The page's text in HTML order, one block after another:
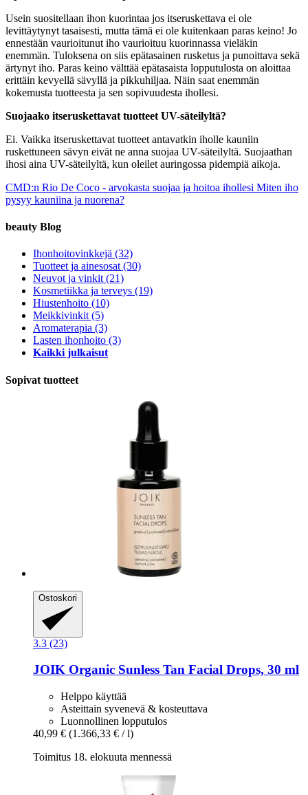
Usein suositellaan ihon kuorintaa jos itseruskettava ei ole
levittäytynyt tasaisesti, mutta tämä ei ole kuitenkaan paras keino! Jo
ennestään vaurioitunut iho vaurioituu kuorinnassa vieläkin
enemmän. Tuloksena on siis epätasainen rusketus ja punoittava sekä
ärtynyt iho. Paras keino välttää epätasaista lopputulosta on aloittaa
erittäin kevyellä sävyllä ja pikkuhiljaa. Näin saat enemmän
kokemusta tuotteesta ja sen sopivuudesta ihollesi.
Suojaako itseruskettavat tuotteet UV-säteilyltä?
Ei. Vaikka itseruskettavat tuotteet antavatkin iholle kauniin
ruskettuneen sävyn eivät ne anna suojaa UV-säteilyltä. Suojaathan
ihosi aina UV-säteilyltä, kun oleilet auringossa pidempiä aikoja.
CMD:n Rio De Coco - arvokasta suojaa ja hoitoa ihollesi Miten iho
pysyy kauniina ja nuorena?
beauty Blog
Ihonhoitovinkkejä (32)
Tuotteet ja ainesosat(30)
Neuvot ja vinkit(21)
Kosmetiikka ja terveys (19)
Hiustenhoito (10)
Meikkivinkit(5)
Aromaterapia (3)
Lasten ihonhoito (3)
Kaikki julkaisut
Sopivat tuotteet
Ostoskori
3.3 (23)
JOIK Organic Sunless Tan Facial Drops, 30 ml
Helppo käyttää
Asteittain syvenevä & kosteuttava
Luonnollinen lopputulos
40,99 € (1.366,33 € / l)
Toimitus 18. elokuuta mennessä